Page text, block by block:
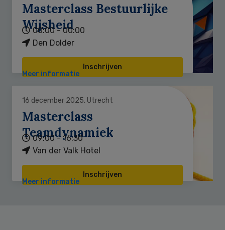
Masterclass Bestuurlijke
Wijsheid
00:00 - 00:00
Den Dolder
Inschrijven
Meer informatie
16 december 2025, Utrecht
Masterclass
Teamdynamiek
09:00 - 16:30
Van der Valk Hotel
Inschrijven
Meer informatie